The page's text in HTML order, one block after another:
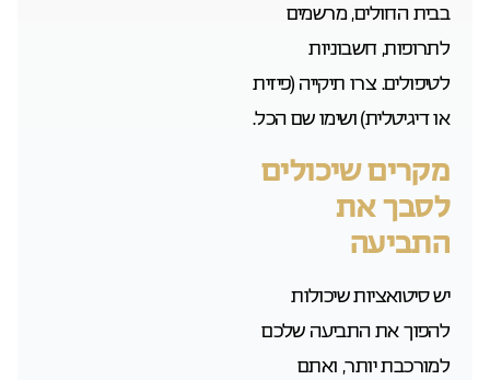
בבית החולים, מרשמים
לתרופות, חשבוניות
לטיפולים. צרו תיקייה (פיזית
או דיגיטלית) ושימו שם הכל.
מקרים שיכולים
לסבך את
התביעה
יש סיטואציות שיכולות
להפוך את התביעה שלכם
למורכבת יותר, ואתם